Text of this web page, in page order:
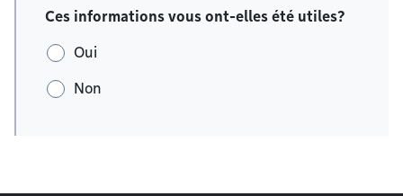
Ces informations vous ont-elles été utiles?
Oui
Non